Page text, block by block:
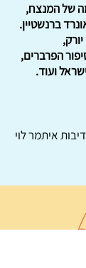
של המנצח,
ברנשטיין.
הפרברים,
ועוד.
איתמר לוי